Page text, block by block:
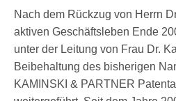
Nach dem Rückzug von Herrn
aktiven Geschäftsleben Ende
unter der Leitung von Frau Dr.
Beibehaltung des bisherigen
KAMINSKI & PARTNER